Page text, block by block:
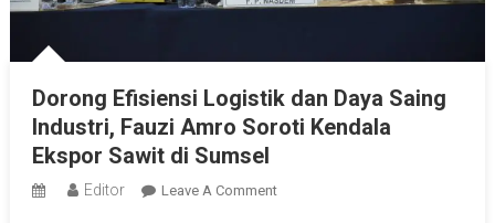
Dorong Efisiensi Logistik dan Daya Saing
Industri, Fauzi Amro Soroti Kendala
Ekspor Sawit di Sumsel
Editor Leave A CommentOn